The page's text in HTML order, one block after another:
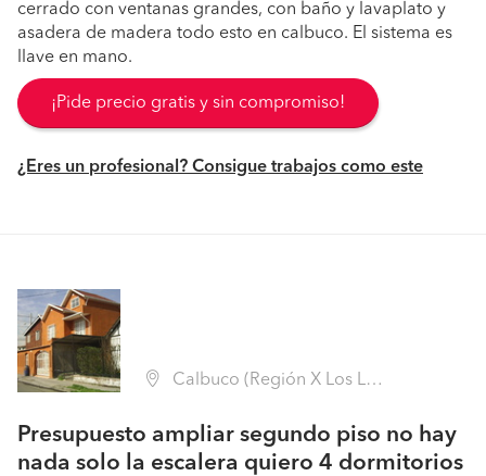
cerrado con ventanas grandes, con baño y lavaplato y
asadera de madera todo esto en calbuco. El sistema es
llave en mano.
¡Pide precio gratis y sin compromiso!
¿Eres un profesional? Consigue trabajos como este
Calbuco (Región X Los Lagos - Llanquihue)
Presupuesto ampliar segundo piso no hay
nada solo la escalera quiero 4 dormitorios